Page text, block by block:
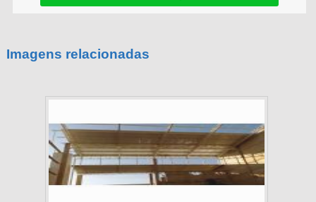
Imagens relacionadas